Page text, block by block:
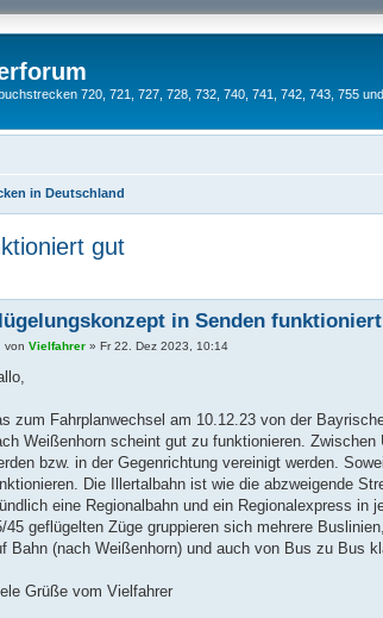
720, 721, 727, 728, 732, 740, 741, 742, 743, 755
in Deutschland
gut
in Senden
B
i
a
vonVielfahrer »Fr 22. Dez 2023, 10:14
zum Fahrplanwechsel am 10.12.23 von der
Weißenhorn scheint gut zu funktionieren.
bzw. in der Gegenrichtung vereinigt werden.
Die Illertalbahn ist wie die abzweigende
eine Regionalbahn und ein Regionalexpress in
45 geflügelten Züge gruppieren sich mehrere
Bahn (nach Weißenhorn) und auch von Bus zu Bus
Grüße vom Vielfahrer